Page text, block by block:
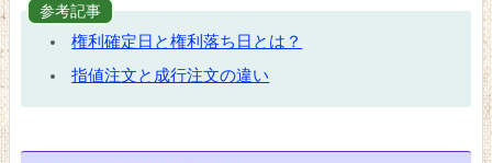
参考記事
権利確定日と権利落ち日とは？
指値注文と成行注文の違い